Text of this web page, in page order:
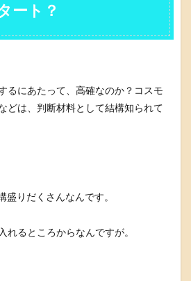
ート？
るにあたって、高確なのか？コスモ
どは、判断材料として結構知られて
盛りだくさんなんです。
れるところからなんですが。